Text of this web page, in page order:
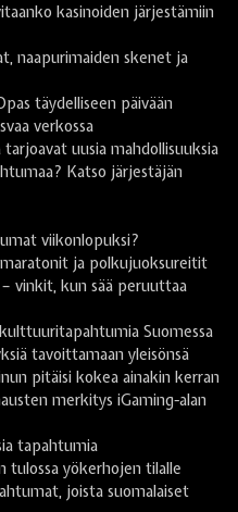
kasinoiden järjestämiin
naapurimaiden skenet ja
täydelliseen päivään
verkossa
uusia mahdollisuuksia
Katso järjestäjän
viikonlopuksi?
ja polkujuoksureitit
vinkit, kun sää peruuttaa
Suomessa
tavoittamaan yleisönsä
pitäisi kokea ainakin kerran
merkitys iGaming-alan
tapahtumia
tulossa yökerhojen tilalle
joista suomalaiset